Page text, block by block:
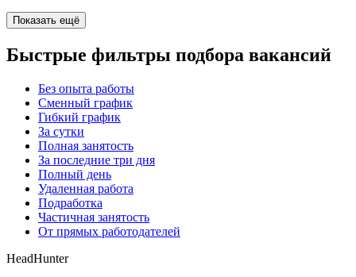
Показать ещё
Быстрые фильтры подбора вакансий
Без опыта работы
Сменный график
Гибкий график
За сутки
Полная занятость
За последние три дня
Полный день
Удаленная работа
Подработка
Частичная занятость
От прямых работодателей
HeadHunter